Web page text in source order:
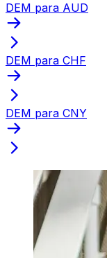
DEM para AUD
DEM para CHF
DEM para CNY